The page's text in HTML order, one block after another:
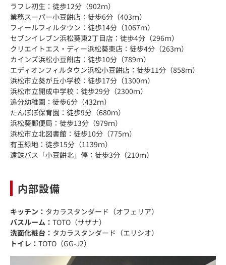
ラフレ初生：徒歩12分（902ｍ）
業務スーパー小豆餅店：徒歩6分（403ｍ）
フィールフィルタウン：徒歩14分（1067ｍ）
セブンイレブン浜松葵東2丁目店：徒歩4分（296ｍ）
クリエイトエス・ディー浜松葵東店：徒歩4分（263ｍ）
カインズ浜松小豆餅店：徒歩10分（789ｍ）
エディオンフィルタウン浜松小豆餅店：徒歩11分（858ｍ）
浜松市立葵が丘小学校：徒歩17分（1300ｍ）
浜松市立開成中学校：徒歩29分（2300ｍ）
追分幼稚園：徒歩6分（432ｍ）
たんぽぽ保育園：徒歩9分（680ｍ）
浜松葵郵便局：徒歩13分（979ｍ）
浜松市立北図書館：徒歩10分（775ｍ）
有玉緑地：徒歩15分（1139ｍ）
遠鉄バス「小豆餅北」停：徒歩3分（210ｍ）
内部設備
キッチン： タカラスタンダード（オフェリア）
バスルーム： TOTO（サザナ）
洗面化粧台： タカラスタンダード（エリシオ）
トイレ： TOTO（GG-J2）